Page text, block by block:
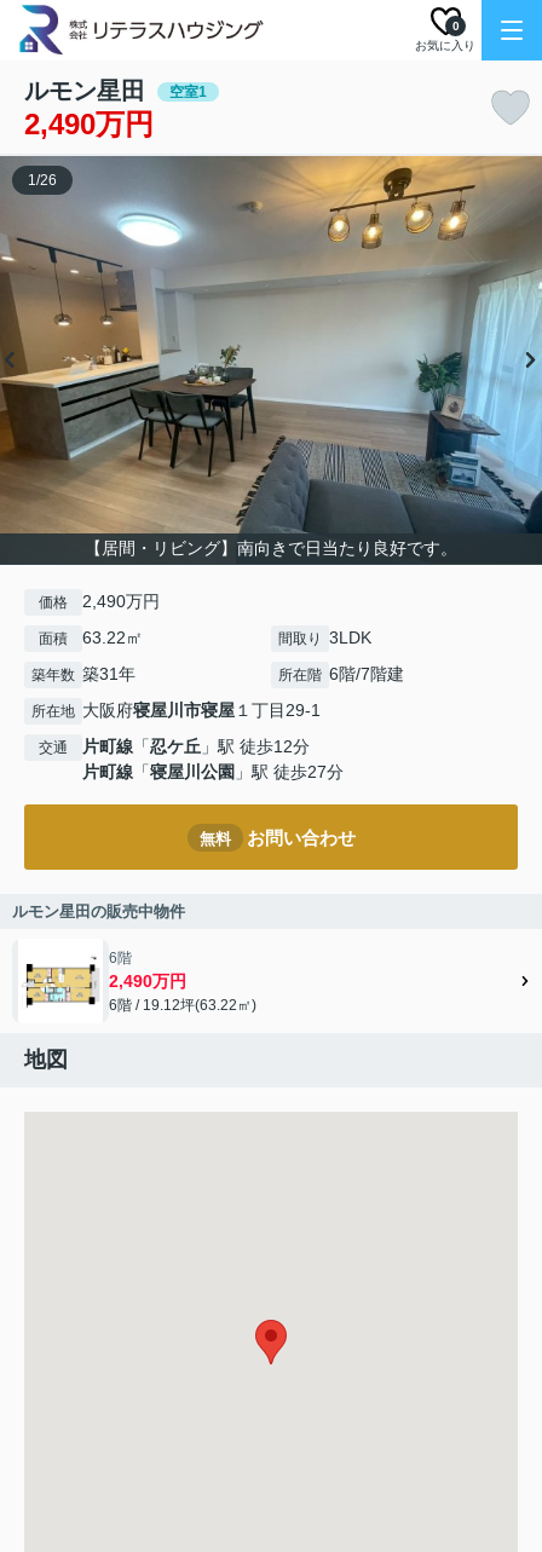
お気に入り
0
ルモン星田 空室1
2,490万円
【居間・リビング】南向きで日当たり良好です。
1/26
価格 2,490万円
面積 63.22㎡ 間取り 3LDK
築年数 築31年 所在階 6階/7階建
所在地 大阪府寝屋川市寝屋１丁目29-1
交通 片町線 「忍ケ丘 」駅 徒歩12分
片町線 「寝屋川公園 」駅 徒歩27分
無料 お問い合わせ
ルモン星田の販売中物件
6階
2,490万円
6階 / 19.12坪(63.22㎡)
地図